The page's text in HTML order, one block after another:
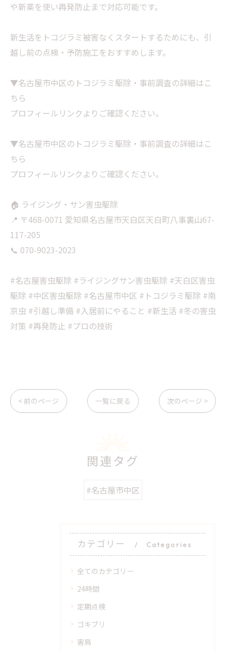
や新薬を使い再発防止まで対応可能です。
新生活をトコジラミ被害なくスタートするためにも、引
越し前の点検・予防施工をおすすめします。
▼名古屋市中区のトコジラミ駆除・事前調査の詳細はこ
ちら
プロフィールリンクよりご確認ください。
▼名古屋市中区のトコジラミ駆除・事前調査の詳細はこ
ちら
プロフィールリンクよりご確認ください。
🏠 ライジング・サン害虫駆除
📍 〒468-0071 愛知県名古屋市天白区天白町八事裏山67-
117-205
📞 070-9023-2023
#名古屋害虫駆除 #ライジングサン害虫駆除 #天白区害虫
駆除 #中区害虫駆除 #名古屋市中区 #トコジラミ駆除 #南
京虫 #引越し準備 #入居前にやること #新生活 #冬の害虫
対策 #再発防止 #プロの技術
< 前のページ 一覧に戻る 次のページ >
関連タグ
#名古屋市中区
カテゴリー Categories
全てのカテゴリー
24時間
定期点検
ゴキブリ
害鳥